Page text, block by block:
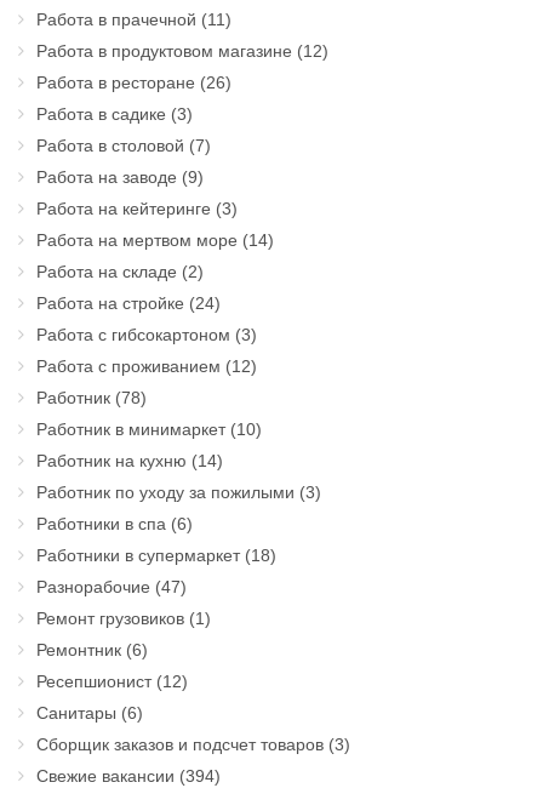
Работа в прачечной (11)
Работа в продуктовом магазине (12)
Работа в ресторане (26)
Работа в садике (3)
Работа в столовой (7)
Работа на заводе (9)
Работа на кейтеринге (3)
Работа на мертвом море (14)
Работа на складе (2)
Работа на стройке (24)
Работа с гибсокартоном (3)
Работа с проживанием (12)
Работник (78)
Работник в минимаркет(10)
Работник на кухню (14)
Работник по уходу за пожилыми (3)
Работники в спа (6)
Работники в супермаркет(18)
Разнорабочие (47)
Ремонт грузовиков (1)
Ремонтник (6)
Ресепшионист(12)
Санитары (6)
Сборщик заказов и подсчет товаров (3)
Свежие вакансии (394)